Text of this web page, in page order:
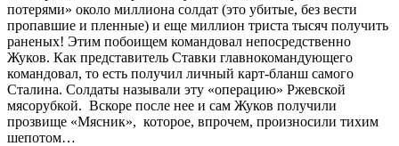
потерями» около миллиона солдат (это убитые, без вести
пропавшие и пленные) и еще миллион триста тысяч получить
раненых! Этим побоищем командовал непосредственно
Жуков. Как представитель Ставки главнокомандующего
командовал, то есть получил личный карт-бланш самого
Сталина. Солдаты называли эту «операцию» Ржевской
мясорубкой. Вскоре после нее и сам Жуков получили
прозвище «Мясник», которое, впрочем, произносили тихим
шепотом…